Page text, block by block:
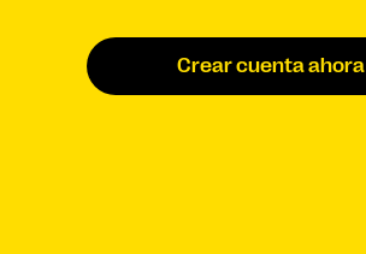
Crear cuenta ahora